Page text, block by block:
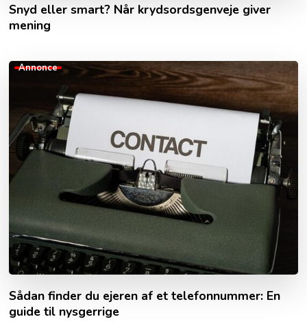
Snyd eller smart? Når krydsordsgenveje giver
mening
Annonce
Sådan finder du ejeren af et telefon­nummer: En
guide til nysgerrige